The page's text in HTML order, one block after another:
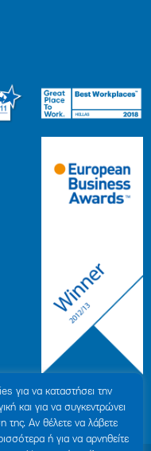
για να καταστήσει την
και για να συγκεντρώνει
της. Αν θέλετε να λάβετε
ή για να αρνηθείτε